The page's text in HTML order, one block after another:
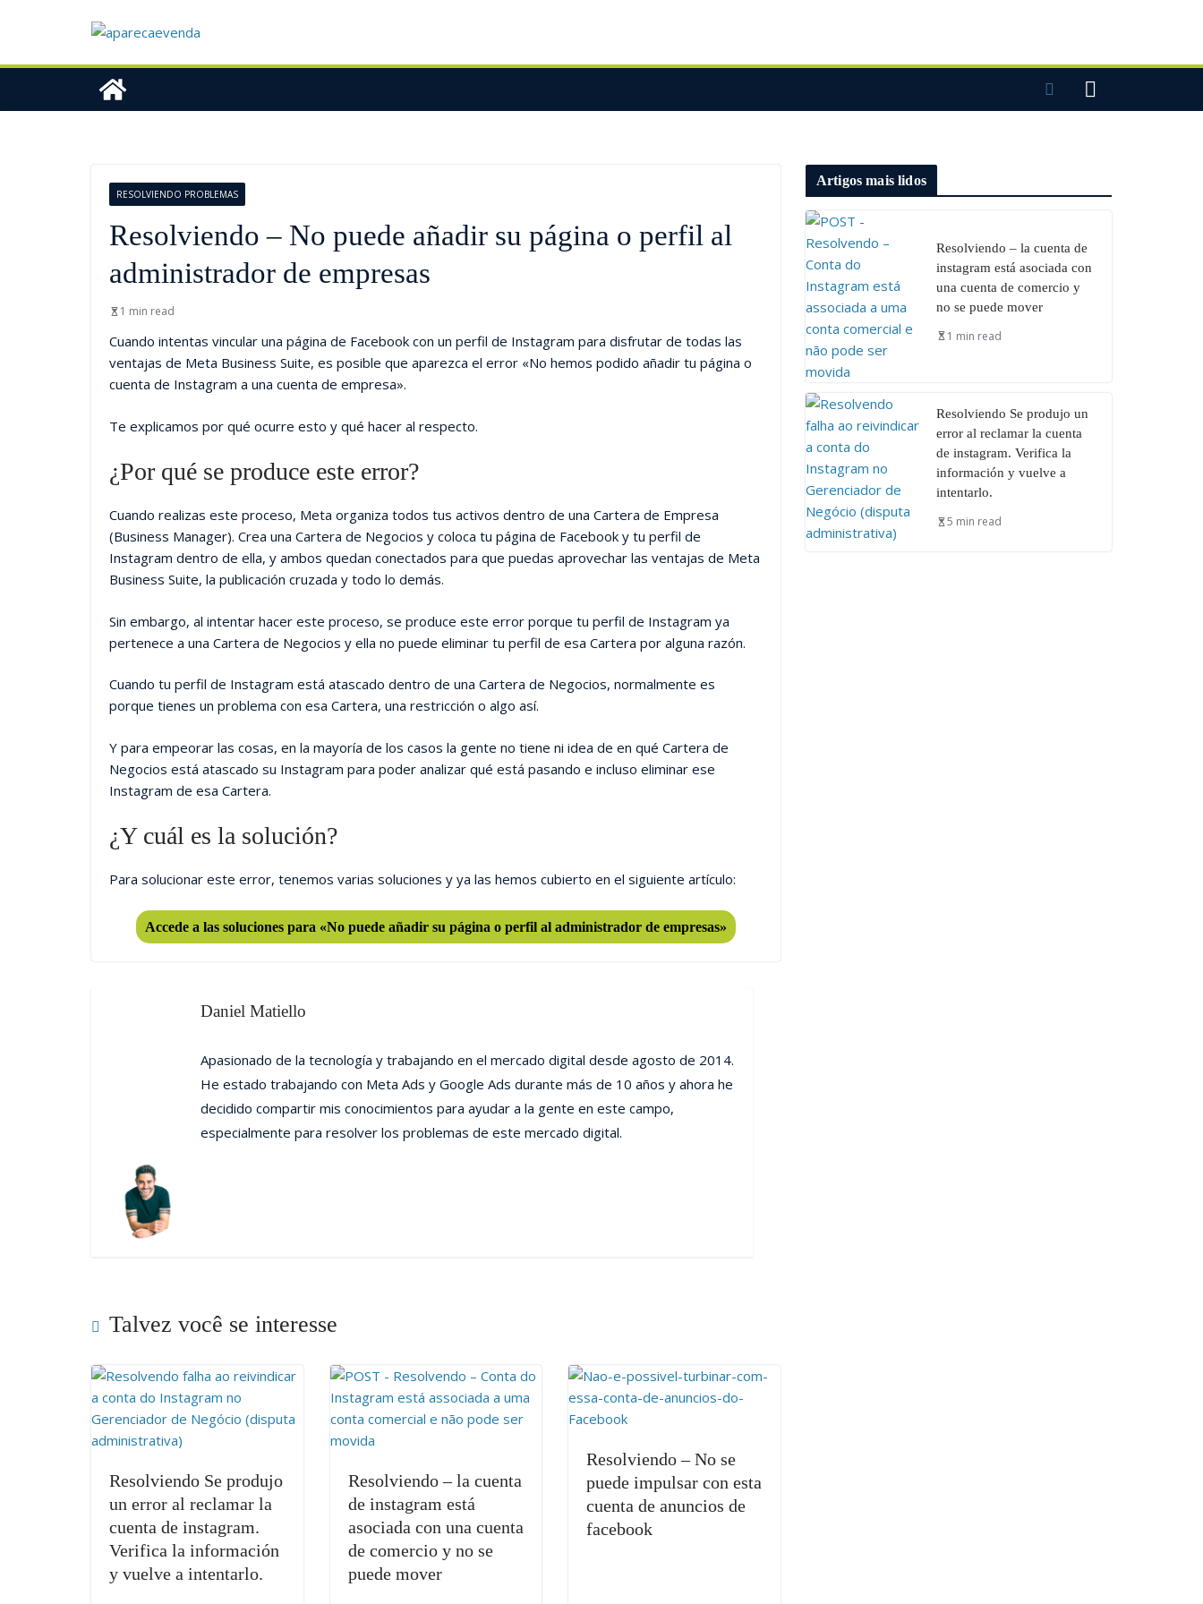
RESOLVIENDO PROBLEMAS
Resolviendo – No puede añadir su página o perfil al
administrador de empresas
1 min read
Cuando intentas vincular una página de Facebook con un perfil de Instagram para disfrutar de todas las
ventajas de Meta Business Suite, es posible que aparezca el error «No hemos podido añadir tu página o
cuenta de Instagram a una cuenta de empresa».
Te explicamos por qué ocurre esto y qué hacer al respecto.
¿Por qué se produce este error?
Cuando realizas este proceso, Meta organiza todos tus activos dentro de una Cartera de Empresa
(Business Manager). Crea una Cartera de Negocios y coloca tu página de Facebook y tu perfil de
Instagram dentro de ella, y ambos quedan conectados para que puedas aprovechar las ventajas de Meta
Business Suite, la publicación cruzada y todo lo demás.
Sin embargo, al intentar hacer este proceso, se produce este error porque tu perfil de Instagram ya
pertenece a una Cartera de Negocios y ella no puede eliminar tu perfil de esa Cartera por alguna razón.
Cuando tu perfil de Instagram está atascado dentro de una Cartera de Negocios, normalmente es
porque tienes un problema con esa Cartera, una restricción o algo así.
Y para empeorar las cosas, en la mayoría de los casos la gente no tiene ni idea de en qué Cartera de
Negocios está atascado su Instagram para poder analizar qué está pasando e incluso eliminar ese
Instagram de esa Cartera.
¿Y cuál es la solución?
Para solucionar este error, tenemos varias soluciones y ya las hemos cubierto en el siguiente artículo:
Accede a las soluciones para «No puede añadir su página o perfil al administrador de empresas»
Daniel Matiello
Apasionado de la tecnología y trabajando en el mercado digital desde agosto de 2014.
He estado trabajando con Meta Ads y Google Ads durante más de 10 años y ahora he
decidido compartir mis conocimientos para ayudar a la gente en este campo,
especialmente para resolver los problemas de este mercado digital.
Talvez você se interesse
Resolviendo Se produjo
un error al reclamar la
cuenta de instagram.
Verifica la información
y vuelve a intentarlo.
Resolviendo – la cuenta
de instagram está
asociada con una cuenta
de comercio y no se
puede mover
Resolviendo – No se
puede impulsar con esta
cuenta de anuncios de
facebook
Artigos mais lidos
Resolviendo – la cuenta de
instagram está asociada con
una cuenta de comercio y
no se puede mover
1 min read
Resolviendo Se produjo un
error al reclamar la cuenta
de instagram. Verifica la
información y vuelve a
intentarlo.
5 min read